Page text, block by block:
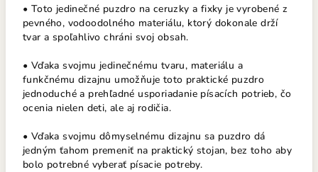
• Toto jedinečné puzdro na ceruzky a fixky je vyrobené z
pevného, vodoodolného materiálu, ktorý dokonale drží
tvar a spoľahlivo chráni svoj obsah.
• Vďaka svojmu jedinečnému tvaru, materiálu a
funkčnému dizajnu umožňuje toto praktické puzdro
jednoduché a prehľadné usporiadanie písacích potrieb, čo
ocenia nielen deti, ale aj rodičia.
• Vďaka svojmu dômyselnému dizajnu sa puzdro dá
jedným ťahom premeniť na praktický stojan, bez toho aby
bolo potrebné vyberať písacie potreby.